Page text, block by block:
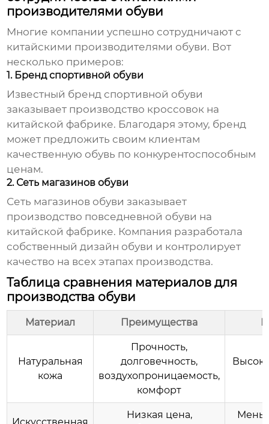
производителями обуви
Многие компании успешно сотрудничают с
китайскими производителями обуви. Вот
несколько примеров:
1. Бренд спортивной обуви
Известный бренд спортивной обуви
заказывает производство кроссовок на
китайской фабрике. Благодаря этому, бренд
может предложить своим клиентам
качественную обувь по конкурентоспособным
ценам.
2. Сеть магазинов обуви
Сеть магазинов обуви заказывает
производство повседневной обуви на
китайской фабрике. Компания разработала
собственный дизайн обуви и контролирует
качество на всех этапах производства.
Таблица сравнения материалов для
производства обуви
Материал Преимущества
Натуральная
кожа
Прочность,
долговечность,
воздухопроницаемость,
комфорт
Низкая цена,